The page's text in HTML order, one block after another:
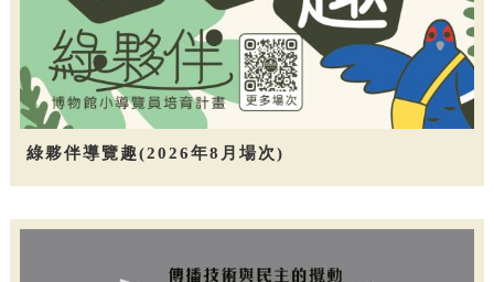
綠夥伴導覽趣(2026年8月場次)